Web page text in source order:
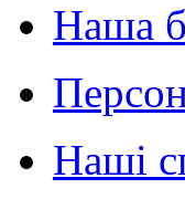
Наша
Наші